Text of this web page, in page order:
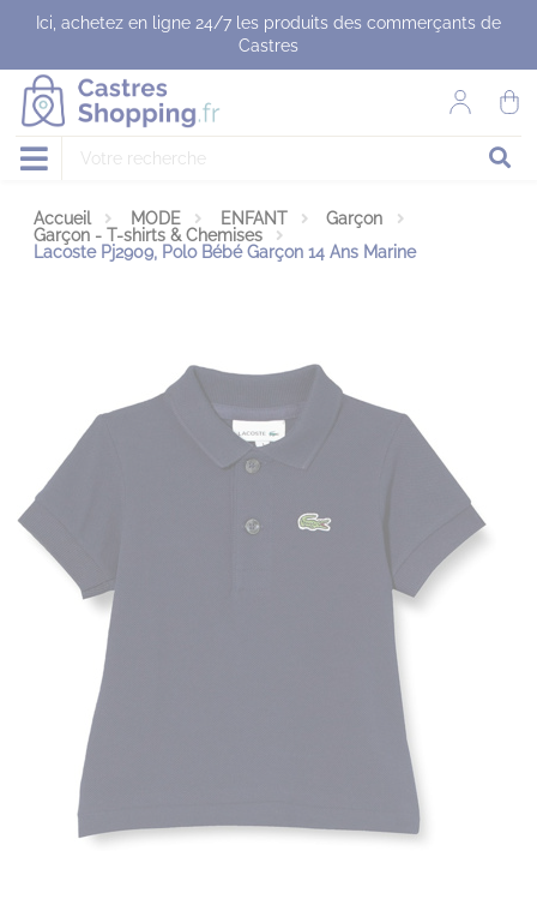
Ici, achetez en ligne 24/7 les produits des commerçants de
Castres
Accueil MODE ENFANT
Garçon
Garçon - T-shirts & Chemises
Lacoste Pj2909, Polo Bébé Garçon 14 Ans Marine
Panneau de gestion des cookies